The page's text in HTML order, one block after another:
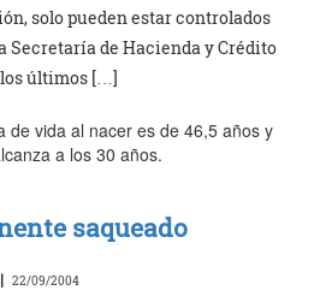
solo pueden estar controlados
Secretaría de Hacienda y Crédito
últimos […]
de vida al nacer es de 46,5 años y
a los 30 años.
saqueado
22/09/2004